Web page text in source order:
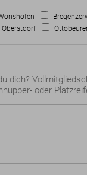
Oberstdorf
dich?
oder